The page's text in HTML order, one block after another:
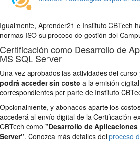
Igualmente, Aprender21 e Instituto CBTech
normas ISO su proceso de gestión del
Certificación como Desarrollo de
MS SQL Server
Una vez aprobados las actividades del curso
podrá acceder sin costo a la emisión
correspondientes por parte de Instituto
Opcionalmente, y abonados aparte los
accederá al envío digital de la Certificación
CBTech como "Desarrollo de Aplicaciones
Server". Conozca más detalles del proceso